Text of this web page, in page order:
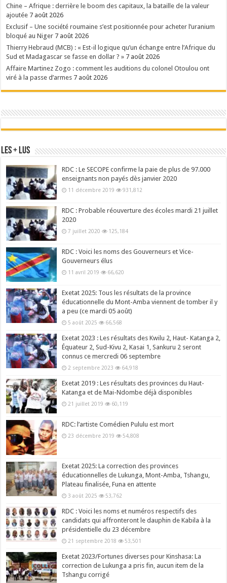
Chine – Afrique : derrière le boom des capitaux, la bataille de la valeur
ajoutée 7 août 2026
Exclusif – Une société roumaine s’est positionnée pour acheter l’uranium
bloqué au Niger 7 août 2026
Thierry Hebraud (MCB) : « Est-il logique qu’un échange entre l’Afrique du
Sud et Madagascar se fasse en dollar ? » 7 août 2026
Affaire Martinez Zogo : comment les auditions du colonel Otoulou ont
viré à la passe d’armes 7 août 2026
Les + Lus
RDC : Le SECOPE confirme la paie de plus de 97.000
enseignants non payés dès janvier 2020
11 décembre 2019 931,812
RDC : Probable réouverture des écoles mardi 21 juillet
2020
7 juillet 2020 125,184
RDC : Voici les noms des Gouverneurs et Vice-
Gouverneurs élus
11 avril 2019 66,620
Exetat 2025: Tous les résultats de la province
éducationnelle du Mont-Amba viennent de tomber il y
a peu (ce mardi 05 août)
5 août 2025 66,568
Exetat 2023 : Les résultats des Kwilu 2, Haut- Katanga 2,
Équateur 2, Sud-Kivu 2, Kasai 1, Sankuru 2 seront
connus ce mercredi 06 septembre
2 septembre 2023 64,918
Exetat 2019 : Les résultats des provinces du Haut-
Katanga et de Mai-Ndombe déjà disponibles
21 juillet 2019 60,119
RDC: l’artiste Comédien Pululu est mort
23 décembre 2019 54,808
Exetat 2025: La correction des provinces
éducationnelles de Lukunga, Mont-Amba, Tshangu,
Plateau finalisée, Funa en attente
3 août 2025 53,762
RDC : Voici les noms et numéros respectifs des
candidats qui affronteront le dauphin de Kabila à la
présidentielle du 23 décembre
21 septembre 2018 53,501
Exetat 2023/Fortunes diverses pour Kinshasa: La
correction de Lukunga a pris fin, aucun item de la
Tshangu corrigé